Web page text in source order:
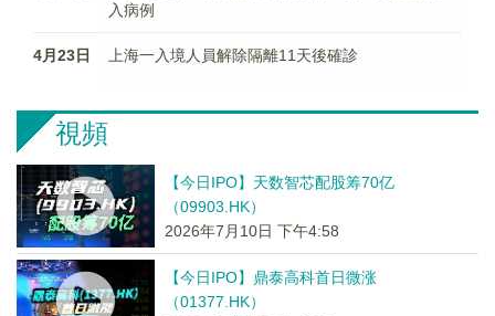
入病例
4月23日 上海一入境人員解除隔離11天後確診
視頻
【今日IPO】天数智芯配股筹70亿
（09903.HK）
2026年7月10日 下午4:58
【今日IPO】鼎泰高科首日微涨
（01377.HK）